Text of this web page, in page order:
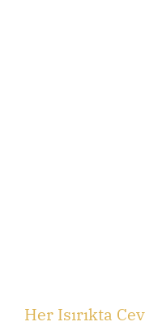
Her Isırıkta